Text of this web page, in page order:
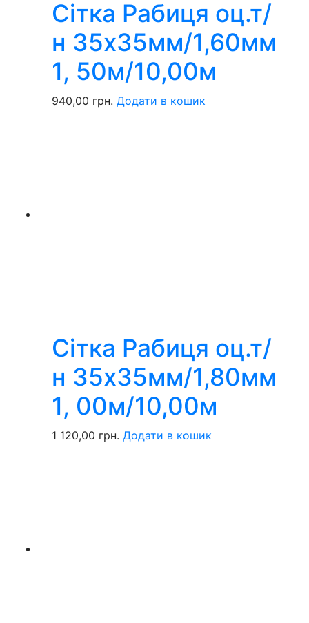
Сітка Рабиця оц.т/
н 35х35мм/1,60мм
1, 50м/10,00м
940,00 грн. Додати в кошик
Сітка Рабиця оц.т/
н 35х35мм/1,80мм
1, 00м/10,00м
1 120,00 грн. Додати в кошик